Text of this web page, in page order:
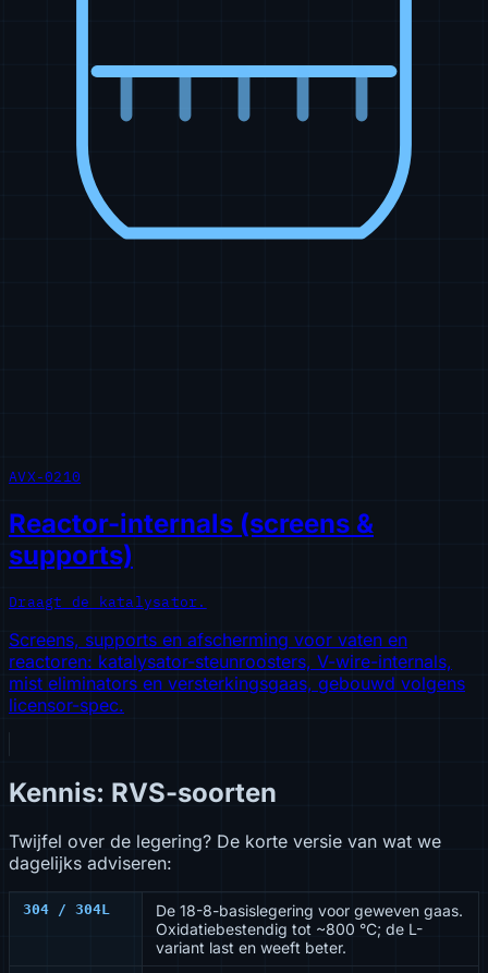
AVX-0210
Reactor-internals (screens &
supports)
Draagt de katalysator.
Screens, supports en afscherming voor vaten en
reactoren: katalysator-steunroosters, V-wire-internals,
mist eliminators en versterkingsgaas, gebouwd volgens
licensor-spec.
Kennis: RVS-soorten
Twijfel over de legering? De korte versie van wat we
dagelijks adviseren:
304 / 304L
De 18-8-basislegering voor geweven gaas.
Oxidatiebestendig tot ~800 °C; de L-
variant last en weeft beter.